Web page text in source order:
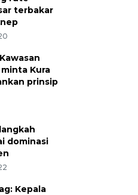
terbakar
Kura
prinsip
dominasi
Kepala